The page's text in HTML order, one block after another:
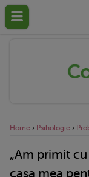
Home › Psihologie ›
„Am primit
casa mea